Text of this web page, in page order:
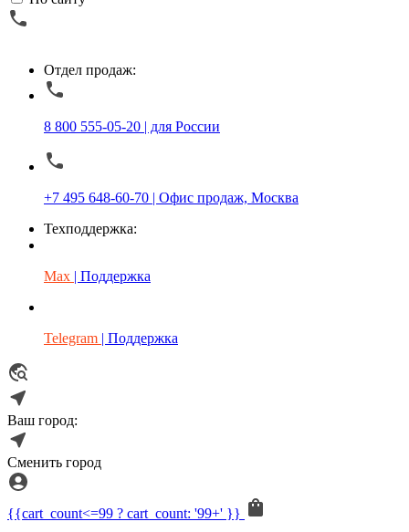
Отдел продаж:
8 800 555-05-20 | для России
+7 495 648-60-70 | Офис продаж, Москва
Техподдержка:
Max | Поддержка
Telegram | Поддержка
Ваш город:
Сменить город
{{cart_count<=99 ? cart_count: '99+' }}